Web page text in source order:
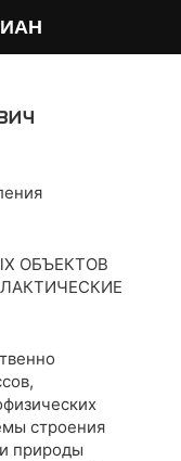
ОБЪЕКТОВ
строения
природы